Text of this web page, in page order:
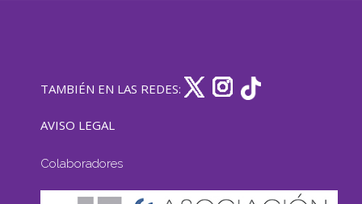
TAMBIÉN EN LAS REDES:
AVISO LEGAL
Colaboradores